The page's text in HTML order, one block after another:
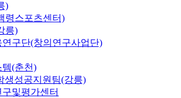
)
령스포츠센터)
릉)
구단(창의연구사업단)
템(춘천)
생성공지원팀(강릉)
및평가센터